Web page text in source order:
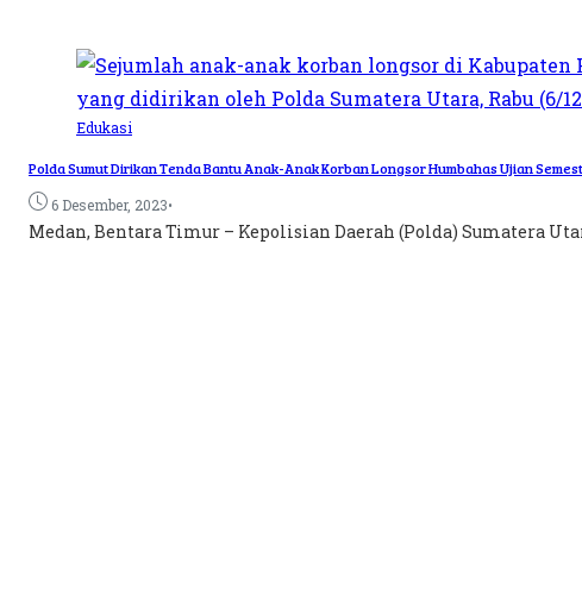
Edukasi
Polda Sumut Dirikan Tenda Bantu Anak-Anak Korban Longsor Humbahas Ujian
6 Desember, 2023•
Medan, Bentara Timur – Kepolisian Daerah (Polda) Sumatera